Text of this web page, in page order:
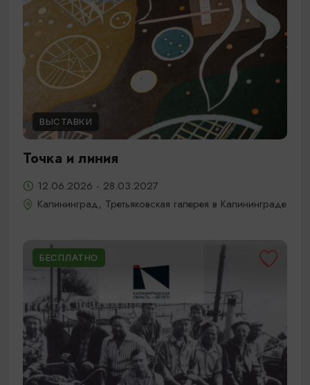
ВЫСТАВКИ
Точка и линия
12.06.2026 - 28.03.2027
Калининград, Третьяковская галерея в Калининграде
БЕСПЛАТНО